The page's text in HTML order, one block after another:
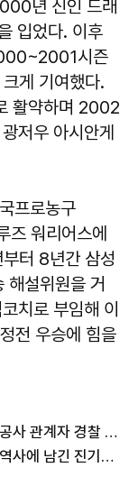
년 신인 드래
입었다. 이후
시즌
게 기여했다.
활약하며 2002
저우 아시안게
프로농구
즈 워리어스에
터 8년간 삼성
해설위원을 거
치로 부임해 이
전 우승에 힘을
프로농구 KCC, '라건아 세금 분쟁' 가스공사 관계자 경찰 고발
KCC가 완성한 '0%의 기적'…프로농구 역사에 남긴 진기록들